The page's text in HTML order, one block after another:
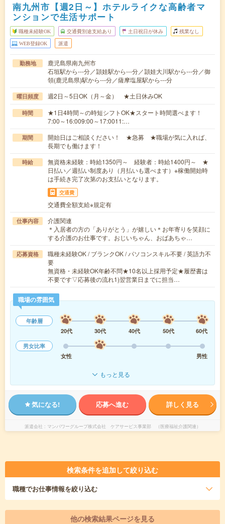
南九州市【週2日～】ホテルライクな高齢者マ
ンションで生活サポート
職種未経験OK 交通費別途支給あり 土日祝日が休み 残業なし
WEB登録OK 派遣
勤務地
鹿児島県南九州市
石垣駅から---分／頴娃駅から---分／頴娃大川駅から---分／御
領(鹿児島県)駅から---分／薩摩塩屋駅から---分
曜日頻度 週2日～5日OK（月～金） ★土日休みOK
時間
★1日4時間～の時短シフトOK★スタート時間選べます！
7:00～16:009:00～17:0011:…
期間
開始日はご相談ください！ ★急募 ★職場が気に入れば、
長期でも働けます！
時給
無資格未経験：時給1350円～ 経験者：時給1400円～ ★
日払い／週払い制度あり（月払いも選べます）※稼働開始時
は手続き完了次第のお支払いとなります。
交通費
交通費全額支給※規定有
仕事内容
介護関連
＊入居者の方の「ありがとう」が嬉しい＊お年寄りを笑顔に
する介護のお仕事です。おじいちゃん、おばあちゃ…
応募資格
職種未経験OK / ブランクOK / パソコンスキル不要 / 英語力不
要
無資格・未経験OK年齢不問★10名以上採用予定★履歴書は
不要です▽応募後の流れ1)翌営業日までに担当…
職場の雰囲気
年齢層
20代
30代 40代 50代
60代
男女比率
女性
男性
もっと見る
気になる! 応募へ進む 詳しく見る
派遣会社 マンパワーグループ株式会社 ケアサービス事業部 （医療福祉介護関連）
検索条件を追加して絞り込む
職種でお仕事情報を絞り込む
他の検索結果ページを見る